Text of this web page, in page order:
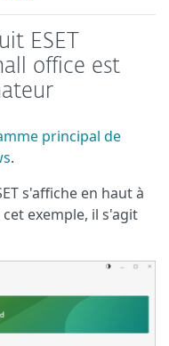
ESET
office est
principal de
.
s'affiche en haut à
exemple, il s'agit